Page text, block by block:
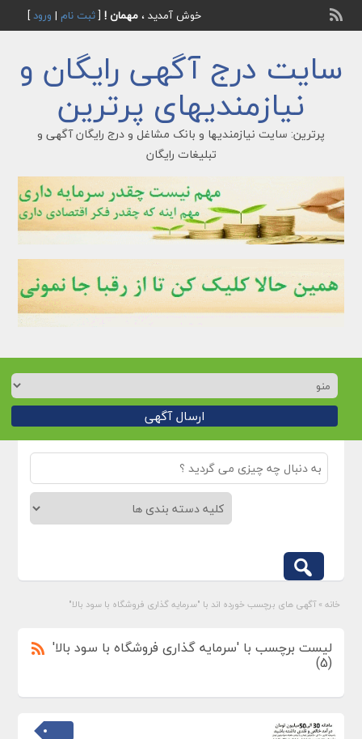
خوش آمدید ، مهمان ![ثبت نام | ورود]
سایت درج آگهی رایگان و
نیازمندیهای پرترین
پرترین: سایت نیازمندیها و بانک مشاغل و درج رایگان آگهی و
تبلیغات رایگان
ارسال آگهی
خانه » آگهی های برچسب خورده اند با "سرمایه گذاری فروشگاه با سود بالا"
لیست برچسب با 'سرمایه گذاری فروشگاه با سود بالا'
(5)